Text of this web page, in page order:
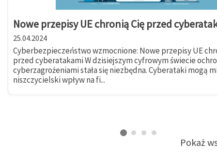
Nowe przepisy UE chronią Cię przed
25.04.2024
Cyberbezpieczeństwo wzmocnione: Nowe przepisy UE
przed cyberatakami W dzisiejszym cyfrowym świecie
cyberzagrożeniami stała się niezbędna. Cyberataki mogą
niszczycielski wpływ na fi...
Pokaż